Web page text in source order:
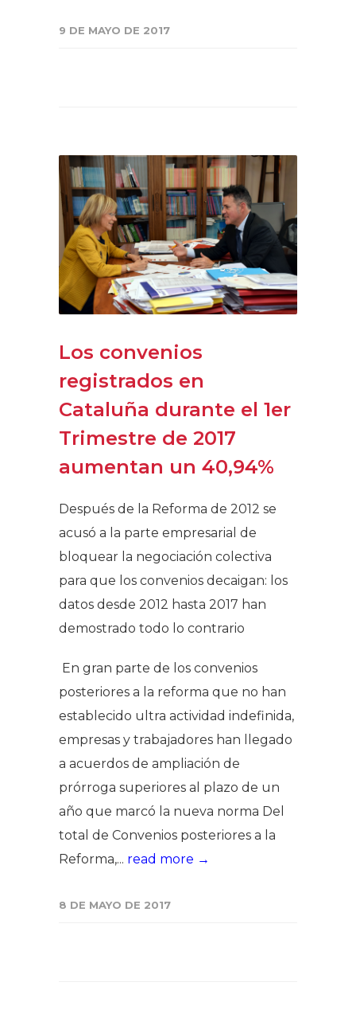
9 DE MAYO DE 2017
Los convenios
registrados en
Cataluña durante el 1er
Trimestre de 2017
aumentan un 40,94%
Después de la Reforma de 2012 se
acusó a la parte empresarial de
bloquear la negociación colectiva
para que los convenios decaigan: los
datos desde 2012 hasta 2017 han
demostrado todo lo contrario
En gran parte de los convenios
posteriores a la reforma que no han
establecido ultra actividad indefinida,
empresas y trabajadores han llegado
a acuerdos de ampliación de
prórroga superiores al plazo de un
año que marcó la nueva norma Del
total de Convenios posteriores a la
Reforma,... read more →
8 DE MAYO DE 2017